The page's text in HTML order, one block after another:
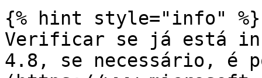
{% hint style="info" %}
Verificar se já está
4.8, se necessário, é